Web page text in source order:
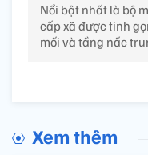
Nổi bật nhất là bộ
cấp xã được tinh
mối và tầng nấc
Xem thêm